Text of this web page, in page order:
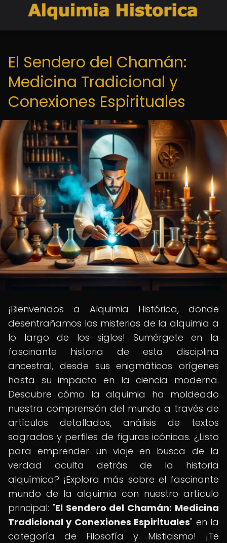
El Sendero del Chamán:
Medicina Tradicional y
Conexiones Espirituales
¡Bienvenidos a Alquimia Histórica, donde
desentrañamos los misterios de la alquimia a
lo largo de los siglos! Sumérgete en la
fascinante historia de esta disciplina
ancestral, desde sus enigmáticos orígenes
hasta su impacto en la ciencia moderna.
Descubre cómo la alquimia ha moldeado
nuestra comprensión del mundo a través de
artículos detallados, análisis de textos
sagrados y perfiles de figuras icónicas. ¿Listo
para emprender un viaje en busca de la
verdad oculta detrás de la historia
alquímica? ¡Explora más sobre el fascinante
mundo de la alquimia con nuestro artículo
principal: "El Sendero del Chamán: Medicina
Tradicional y Conexiones Espirituales" en la
categoría de Filosofía y Misticismo! ¡Te